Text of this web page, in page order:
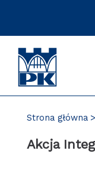
Strona główna
Akcja